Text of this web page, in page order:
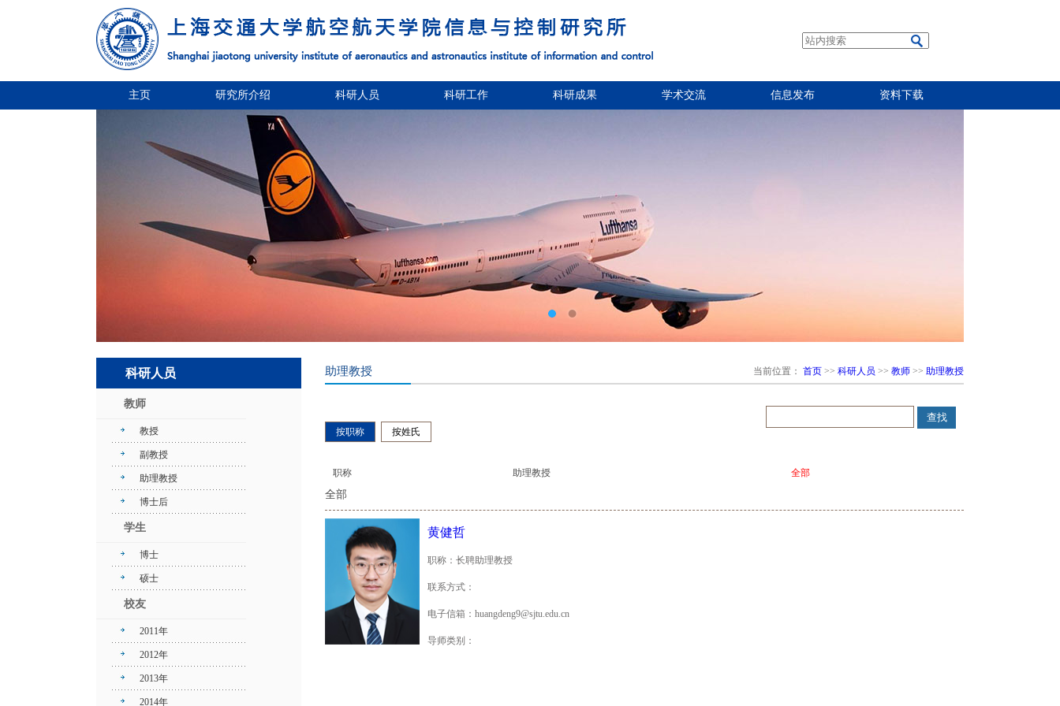
主页 研究所介绍 科研人员 科研工作 科研成果 学术交流 信息发布 资料下载
科研人员
教师
教授
副教授
助理教授
博士后
学生
博士
硕士
校友
2011年
2012年
2013年
2014年
助理教授 当前位置： 首页 >> 科研人员 >> 教师 >> 助理教授
按职称 按姓氏
职称 助理教授 全部
全部
黄健哲
职称：长聘助理教授
联系方式：
电子信箱：huangdeng9@sjtu.edu.cn
导师类别：